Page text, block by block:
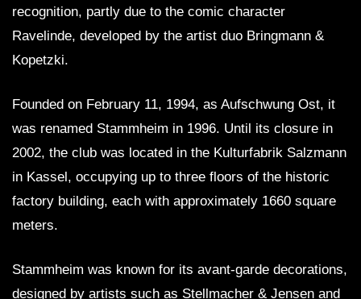
recognition, partly due to the comic character
Ravelinde, developed by the artist duo Bringmann &
Kopetzki.
Founded on February 11, 1994, as Aufschwung Ost, it
was renamed Stammheim in 1996. Until its closure in
2002, the club was located in the Kulturfabrik Salzmann
in Kassel, occupying up to three floors of the historic
factory building, each with approximately 1660 square
meters.
Stammheim was known for its avant-garde decorations,
designed by artists such as Stellmacher & Jensen and